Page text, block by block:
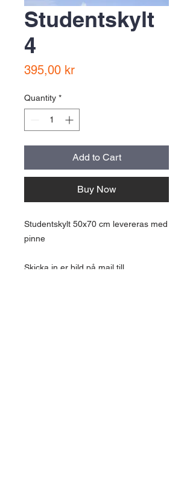
Studentskylt
4
395,00 krPrice
Quantity *
Add to Cart
Buy Now
Studentskylt 50x70 cm levereras med
pinne
Skicka in er bild på mail till